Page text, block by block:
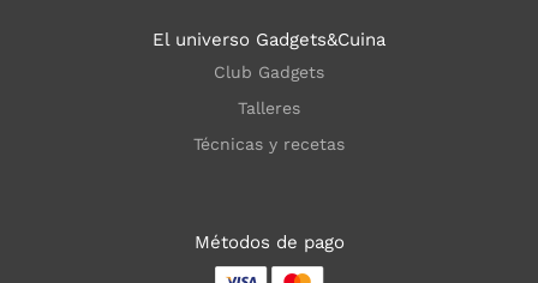
El universo Gadgets&Cuina
Club Gadgets
Talleres
Técnicas y recetas
Métodos de pago